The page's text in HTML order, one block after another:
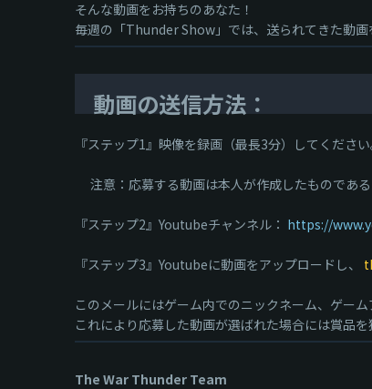
そんな動画をお持ちのあなた！
毎週の「Thunder Show」では、送られてきた動
動画の送信方法：
『ステップ1』映像を録画（最長3分）してください
注意：応募する動画は本人が作成したものであ
『ステップ2』Youtubeチャンネル： https://
『ステップ3』Youtubeに動画をアップロードし、
このメールにはゲーム内でのニックネーム、ゲー
これにより応募した動画が選ばれた場合には賞品
The War Thunder Team